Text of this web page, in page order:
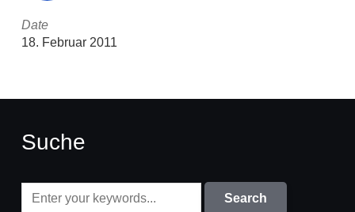
Date
18. Februar 2011
Suche